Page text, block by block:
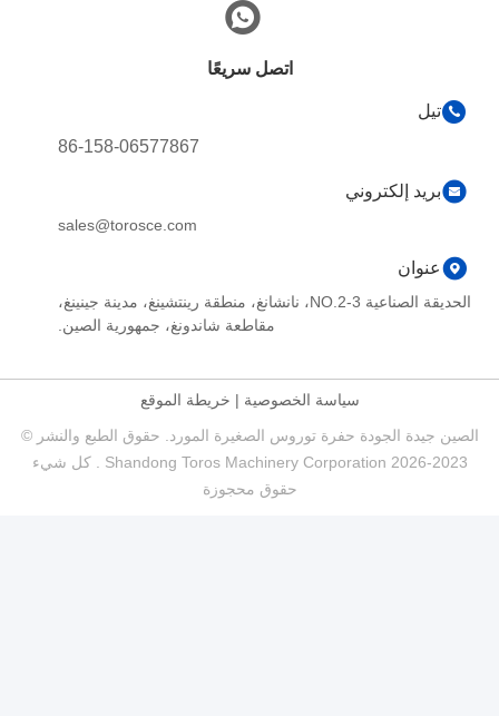
اتصل سريعًا
تيل
86-158-06577867
بريد إلكتروني
sales@torosce.com
عنوان
الحديقة الصناعية NO.2-3، نانشانغ، منطقة رينتشينغ، مدينة جينينغ،
مقاطعة شاندونغ، جمهورية الصين.
سياسة الخصوصية|خريطة الموقع
الصين جيدة الجودة حفرة توروس الصغيرة المورد. حقوق الطبع والنشر ©
2023-2026 Shandong Toros Machinery Corporation . كل شيء
حقوق محجوزة